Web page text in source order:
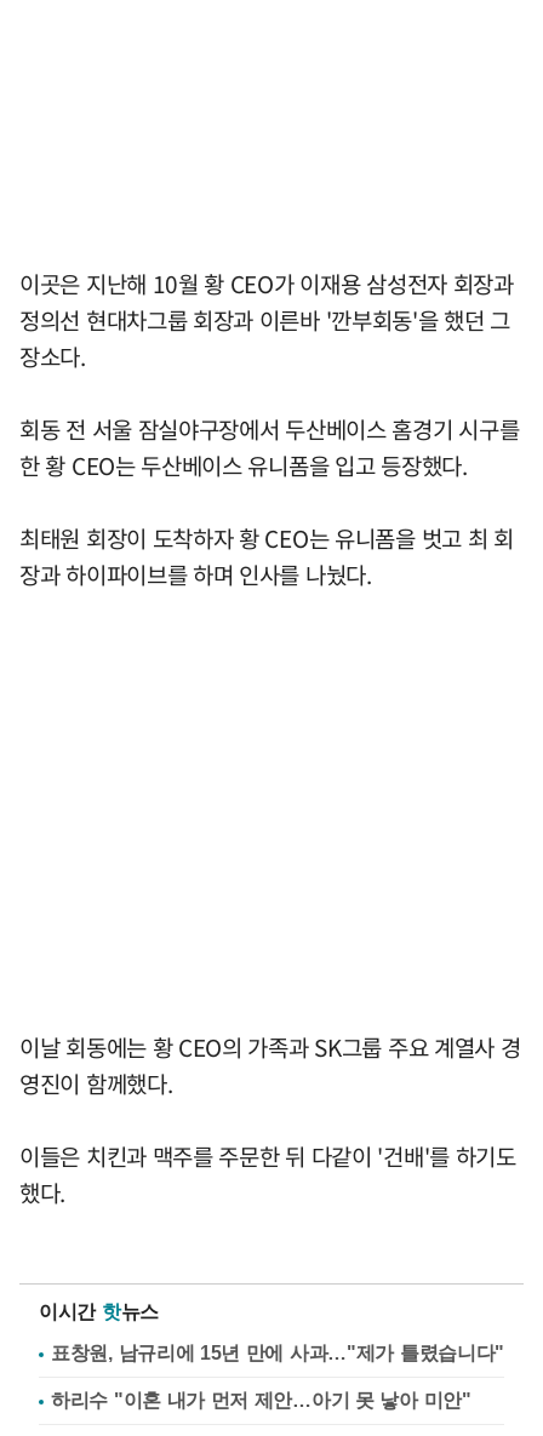
이곳은 지난해 10월 황 CEO가 이재용 삼성전자 회장과
정의선 현대차그룹 회장과 이른바 '깐부회동'을 했던 그
장소다.
회동 전 서울 잠실야구장에서 두산베이스 홈경기 시구를
한 황 CEO는 두산베이스 유니폼을 입고 등장했다.
최태원 회장이 도착하자 황 CEO는 유니폼을 벗고 최 회
장과 하이파이브를 하며 인사를 나눴다.
이날 회동에는 황 CEO의 가족과 SK그룹 주요 계열사 경
영진이 함께했다.
이들은 치킨과 맥주를 주문한 뒤 다같이 '건배'를 하기도
했다.
이시간 핫뉴스
표창원, 남규리에 15년 만에 사과…"제가 틀렸습니다"
하리수 "이혼 내가 먼저 제안…아기 못 낳아 미안"